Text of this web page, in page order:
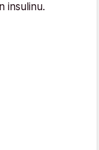
insulinu.